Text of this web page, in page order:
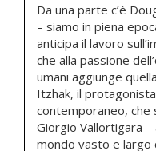
Da una parte c’è
– siamo in piena
anticipa il lavoro
che alla passione
umani aggiunge
Itzhak, il
contemporaneo, che
Giorgio Vallortigara –
mondo vasto e largo